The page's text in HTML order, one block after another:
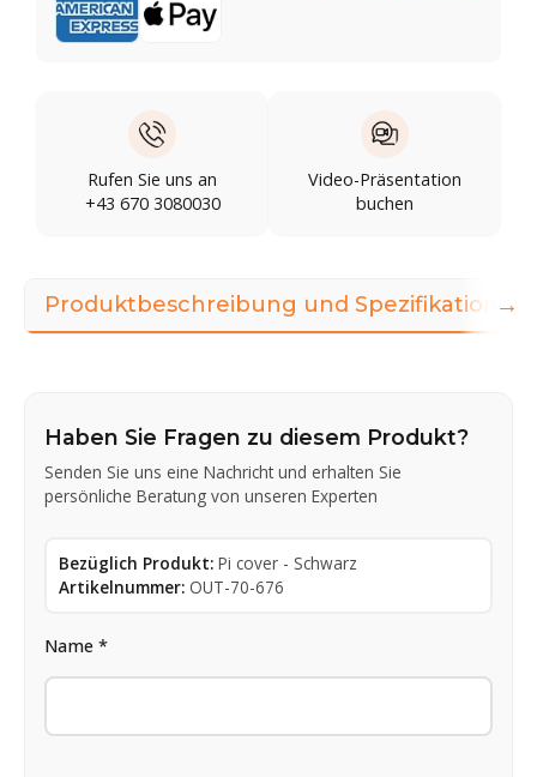
Rufen Sie uns an
+43 670 3080030
Video-Präsentation
buchen
Produktbeschreibung und Spezifikationen
Haben Sie Fragen zu diesem Produkt?
Senden Sie uns eine Nachricht und erhalten Sie
persönliche Beratung von unseren Experten
Bezüglich Produkt: Pi cover - Schwarz
Artikelnummer: OUT-70-676
Name *
→